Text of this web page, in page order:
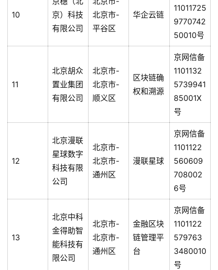
10
京）科技
有限公司
北京市-
平谷区
华企云链
11011725
9770742
50010号
11
北京胡众
置业集团
有限公司
北京市-
北京市-
顺义区
区块链确
权和溯源
京网信备
1101132
5739941
85001X
号
12
北京漫联
星球数字
科技有限
公司
北京市-
北京市-
通州区
漫联星球
京网信备
1101122
560609
708002
6号
13
北京中科
金得助智
能科技有
限公司
北京市-
北京市-
通州区
金融区块
链管理平
台
京网信备
1101122
579763
3480010
号